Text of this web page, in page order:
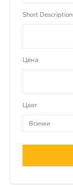
Short Description
Цена
Цвят